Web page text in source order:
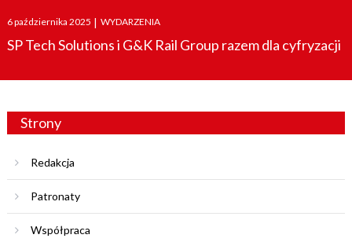
Posted
on
6 października 2025 | WYDARZENIA
SP Tech Solutions i G&K Rail Group razem dla cyfryzacji
Strony
Redakcja
Patronaty
Współpraca